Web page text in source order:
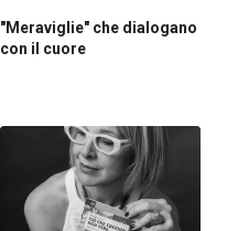
"Meraviglie" che dialogano
con il cuore